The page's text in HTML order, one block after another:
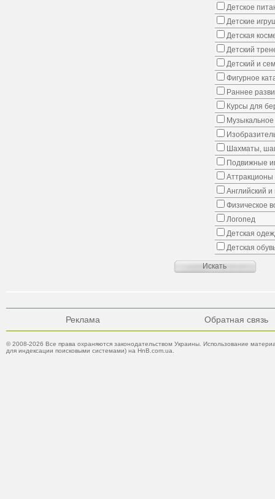
Детское
Детские
Детская
Детский
Детский и
Фигурное
Раннее
Курсы для
Шахматы,
Подвижные
Аттракционы
Английский
Физическое
Логопед
Детская
Детская
Реклама Обратная связь
© 2008-2026 Все права охраняются законодательством Украины. Использование
для индексации поисковыми системами) на HnB.com.ua.